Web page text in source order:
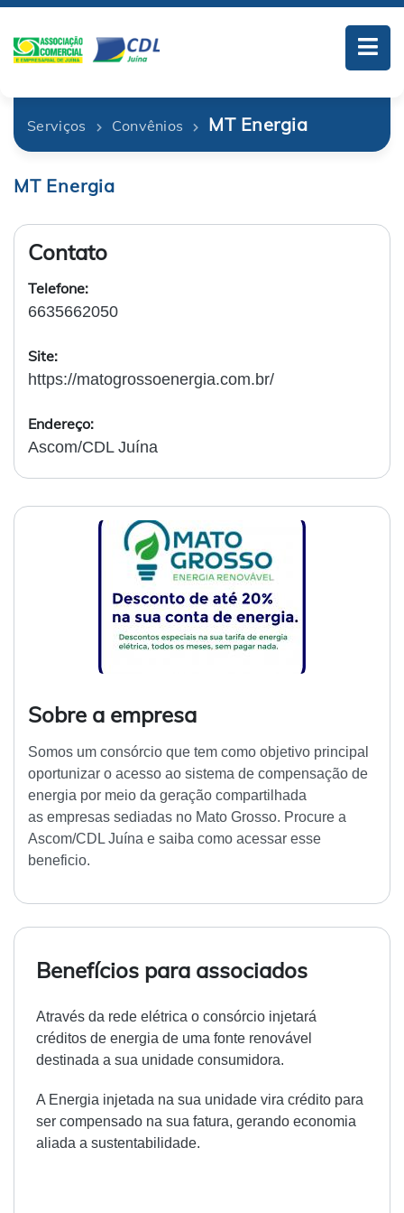
Serviços Convênios MT Energia
MT Energia
Contato
Telefone:
6635662050
Site:
https://matogrossoenergia.com.br/
Endereço:
Ascom/CDL Juína
Sobre a empresa
Somos um consórcio que tem como objetivo principal
oportunizar o acesso ao sistema de compensação de
energia por meio da geração compartilhada
as empresas sediadas no Mato Grosso. Procure a
Ascom/CDL Juína e saiba como acessar esse
beneficio.
Benefícios para associados
Através da rede elétrica o consórcio injetará
créditos de energia de uma fonte renovável
destinada a sua unidade consumidora.
A Energia injetada na sua unidade vira crédito para
ser compensado na sua fatura, gerando economia
aliada a sustentabilidade.